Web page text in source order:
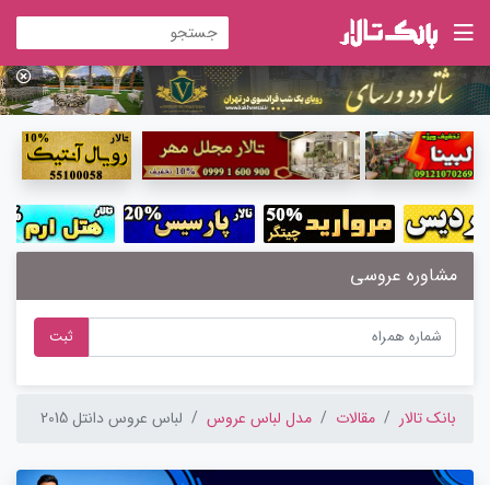
مشاوره عروسی
ثبت
بانک تالار مقالات مدل لباس عروس لباس عروس دانتل 2015